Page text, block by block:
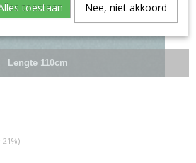
Lengte 110cm
toestaan Nee, niet akkoord